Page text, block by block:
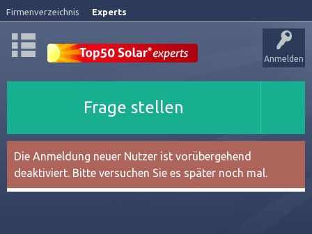
Firmenverzeichnis Experts
Anmelden
Frage stellen
Die Anmeldung neuer Nutzer ist vorübergehend
deaktiviert. Bitte versuchen Sie es später noch mal.